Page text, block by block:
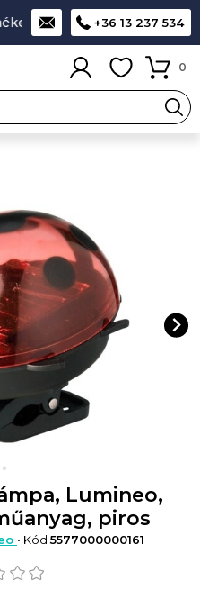
A legjobb design-
+36 13 237 534
0
Lumineo,
piros
• Kód5577000000161